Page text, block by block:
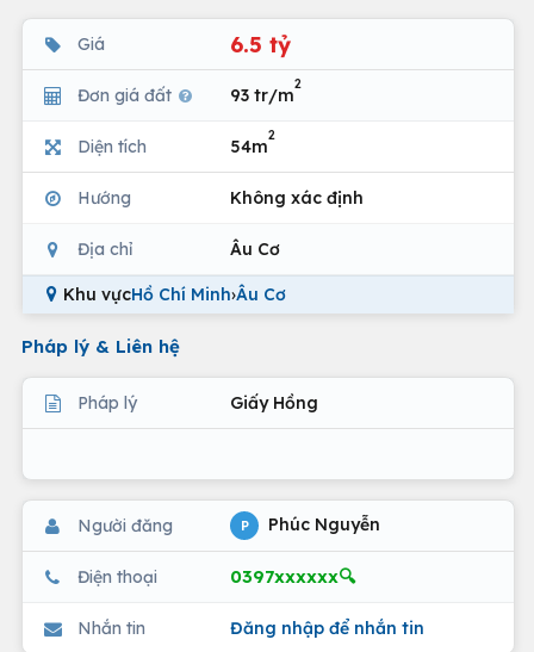
Giá 6.5 tỷ
Đơn giá đất 93 tr/m
2
Diện tích 54m
2
Hướng Không xác định
Địa chỉ Âu Cơ
Khu vựcHồ Chí Minh›Âu Cơ
Pháp lý & Liên hệ
Pháp lý Giấy Hồng
Người đăng P Phúc Nguyễn
Điện thoại 0397xxxxxx🔍
Nhắn tin Đăng nhập để nhắn tin